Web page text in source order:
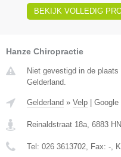
BEKIJK VOLLEDIG
Hanze Chiropractie
Niet gevestigd in de
Gelderland.
Gelderland » Velp | Google
Reinaldstraat 18a 6883 HN
Tel: 026 3613702 , Fax: - ,